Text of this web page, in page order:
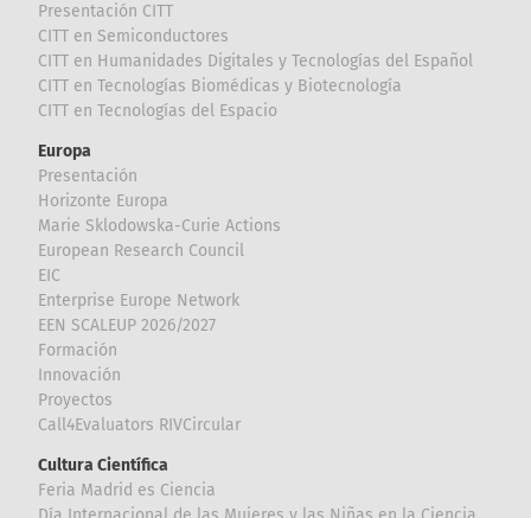
Presentación CITT
CITT en Semiconductores
CITT en Humanidades Digitales y Tecnologías del Español
CITT en Tecnologías Biomédicas y Biotecnología
CITT en Tecnologías del Espacio
Europa
Presentación
Horizonte Europa
Marie Sklodowska-Curie Actions
European Research Council
EIC
Enterprise Europe Network
EEN SCALEUP 2026/2027
Formación
Innovación
Proyectos
Call4Evaluators RIVCircular
Cultura Científica
Feria Madrid es Ciencia